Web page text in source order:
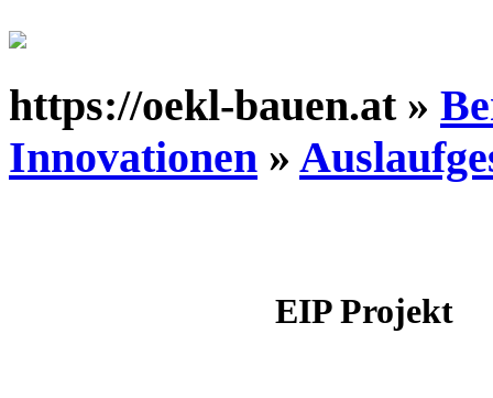
https://oekl-bauen.at »
Innovationen »
EIP Projekt